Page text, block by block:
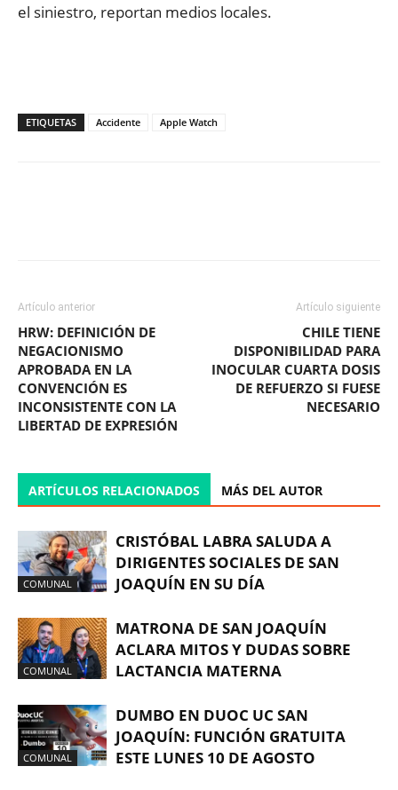
el siniestro, reportan medios locales.
ETIQUETAS Accidente Apple Watch
Artículo anterior
HRW: DEFINICIÓN DE
NEGACIONISMO
APROBADA EN LA
CONVENCIÓN ES
INCONSISTENTE CON LA
LIBERTAD DE EXPRESIÓN
Artículo siguiente
CHILE TIENE
DISPONIBILIDAD PARA
INOCULAR CUARTA DOSIS
DE REFUERZO SI FUESE
NECESARIO
ARTÍCULOS RELACIONADOS MÁS DEL AUTOR
COMUNAL
CRISTÓBAL LABRA SALUDA A
DIRIGENTES SOCIALES DE SAN
JOAQUÍN EN SU DÍA
COMUNAL
MATRONA DE SAN JOAQUÍN
ACLARA MITOS Y DUDAS SOBRE
LACTANCIA MATERNA
COMUNAL
DUMBO EN DUOC UC SAN
JOAQUÍN: FUNCIÓN GRATUITA
ESTE LUNES 10 DE AGOSTO